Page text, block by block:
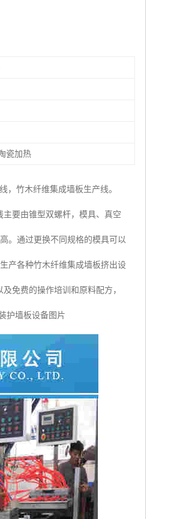
瓷加热
，竹木纤维集成墙板生产线。
要由锥型双螺杆，模具、真空
。通过更换不同规格的模具可以
产各种竹木纤维集成墙板挤出设
免费的操作培训和原料配方，
护墙板设备图片